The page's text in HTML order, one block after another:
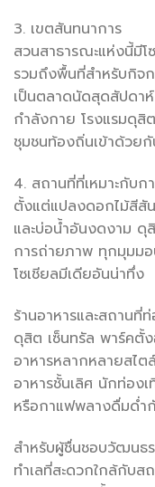
3. เขตสันทนาการ
สวนสาธารณะแห่งนี้มี
รวมถึงพื้นที่สำหรับกิจก
เป็นตลาดนัดสุดสัปดา
กำลังกาย โรงแรมดุ
ชุมชนท้องถิ่นเข้าด้วย
4. สถานที่ที่เหมาะกับ
ตั้งแต่แปลงดอกไม้สีสั
และบ่อน้ำอันงดงาม ดุ
การถ่ายภาพ ทุกมุมมอ
โซเชียลมีเดียอันน่าทึ่ง
ร้านอาหารและสถานที่
ดุสิต เซ็นทรัล พาร์คตั้
อาหารหลากหลายสไ
อาหารชั้นเลิศ นักท่อง
หรือกาแฟพลางดื่มด่ำ
สำหรับผู้ชื่นชอบวัฒนธ
ทำเลที่สะดวกใกล้กับ